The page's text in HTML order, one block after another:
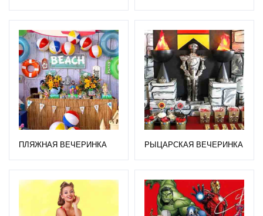
ПЛЯЖНАЯ ВЕЧЕРИНКА РЫЦАРСКАЯ ВЕЧЕРИНКА